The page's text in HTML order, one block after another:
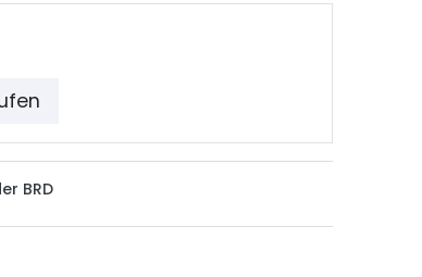
BRD